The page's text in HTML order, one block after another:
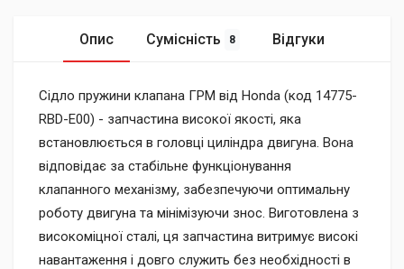
Опис Сумісність 8 Відгуки
Сідло пружини клапана ГРМ від Honda (код 14775-
RBD-E00) - запчастина високої якості, яка
встановлюється в головці циліндра двигуна. Вона
відповідає за стабільне функціонування
клапанного механізму, забезпечуючи оптимальну
роботу двигуна та мінімізуючи знос. Виготовлена з
високоміцної сталі, ця запчастина витримує високі
навантаження і довго служить без необхідності в